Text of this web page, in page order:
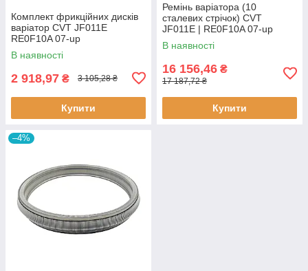
Комплект фрикційних дисків
варіатор CVT JF011E
RE0F10A 07-up
В наявності
2 918,97 ₴ 3 105,28 ₴
Купити
Ремінь варіатора (10
сталевих стрічок) CVT
JF011E | RE0F10A 07-up
901083
В наявності
16 156,46 ₴
17 187,72 ₴
Купити
–4%